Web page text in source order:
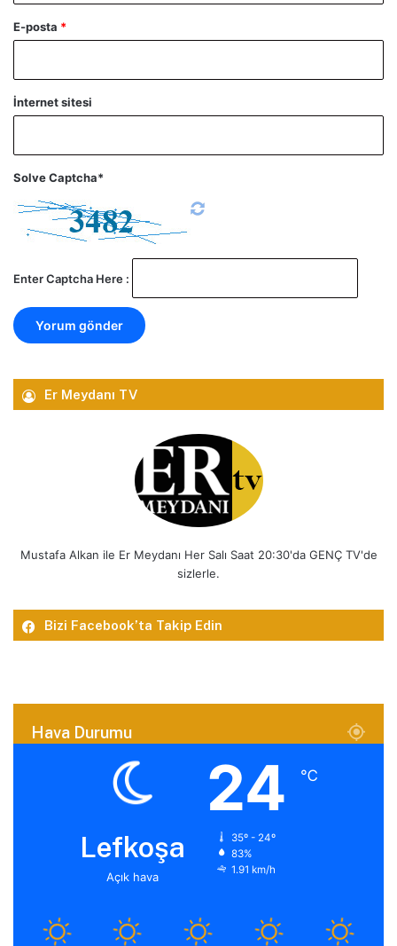
E-posta *
İnternet sitesi
Solve Captcha*
Enter Captcha Here :
Er Meydanı TV
Mustafa Alkan ile Er Meydanı Her Salı Saat 20:30'da GENÇ TV'de
sizlerle.
Bizi Facebook’ta Takip Edin
Hava Durumu
Lefkoşa
Açık hava
24 ℃
35º - 24º
83%
1.91 km/h